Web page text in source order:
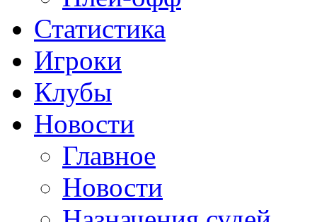
Статистика
Игроки
Клубы
Новости
Главное
Новости